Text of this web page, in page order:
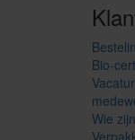
Bio-
Wie